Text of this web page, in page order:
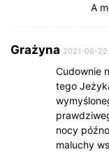
A
Grażyna 2021-08-22
Cudownie
tego
nocy
maluchy